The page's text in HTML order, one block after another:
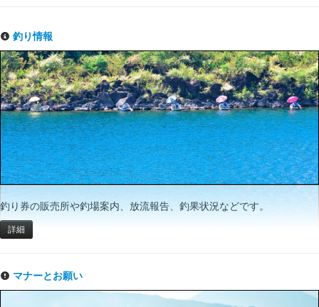
釣り情報
釣り券の販売所や釣場案内、放流報告、釣果状況などです。
詳細
マナーとお願い